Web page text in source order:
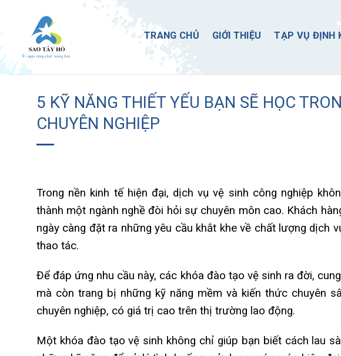
content
TRANG CHỦ GIỚI THIỆU TẠP VỤ ĐỊNH
5 KỸ NĂNG THIẾT YẾU BẠN SẼ HỌC
CHUYÊN NGHIỆP
Trong nền kinh tế hiện đại, dịch vụ vệ sinh công nghiệp
thành một ngành nghề đòi hỏi sự chuyên môn cao. Khách
ngày càng đặt ra những yêu cầu khắt khe về chất lượng dịch
thao tác.
Để đáp ứng nhu cầu này, các khóa đào tạo vệ sinh ra đời,
mà còn trang bị những kỹ năng mềm và kiến thức chuyên
chuyên nghiệp, có giá trị cao trên thị trường lao động.
Một khóa đào tạo vệ sinh không chỉ giúp bạn biết cách lau